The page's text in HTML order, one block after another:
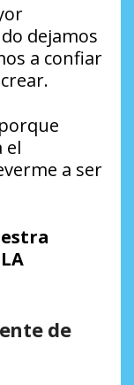
dejamos
a confiar
el
a ser
de